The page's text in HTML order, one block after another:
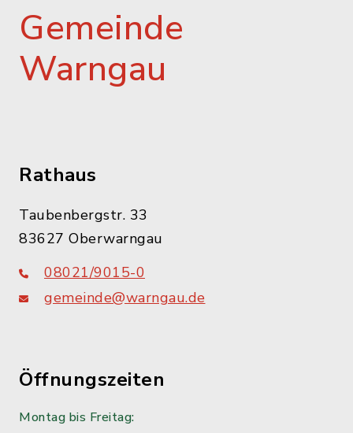
Gemeinde
Warngau
Rathaus
Taubenbergstr. 33
83627 Oberwarngau
08021/9015-0
gemeinde@warngau.de
Öffnungszeiten
Montag bis Freitag: